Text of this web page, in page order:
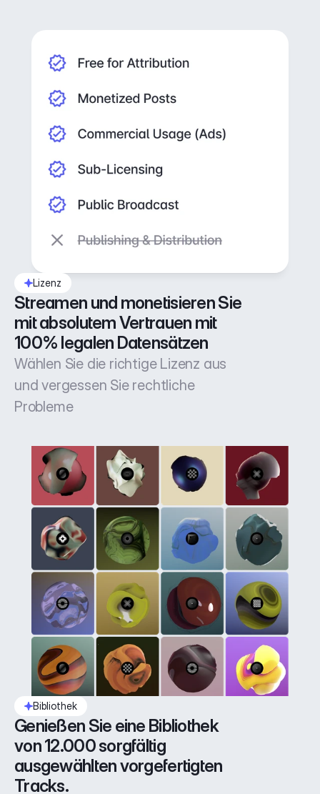
Lizenz
Streamen und monetisieren Sie
mit absolutem Vertrauen mit
100% legalen Datensätzen
Wählen Sie die richtige Lizenz aus
und vergessen Sie rechtliche
Probleme
Bibliothek
Genießen Sie eine Bibliothek
von 12.000 sorgfältig
ausgewählten vorgefertigten
Tracks.